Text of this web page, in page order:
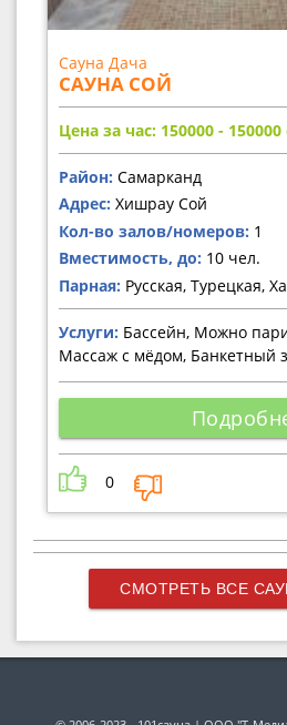
Сауна Дача
САУНА СОЙ
Цена за час: 150000 - 150000
Район: Самарканд
Адрес: Хишрау Сой
Кол-во залов/номеров: 1
Вместимость, до: 10 чел.
Парная: Русская, Турецкая,
Услуги: Бассейн, Можно
Массаж с мёдом, Банкетный
0
СМОТРЕТЬ ВСЕ